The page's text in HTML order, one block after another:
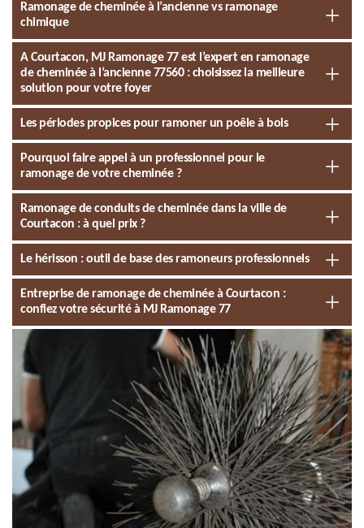
Ramonage de cheminée à l’ancienne vs ramonage
chimique
A Courtacon, MJ Ramonage 77 est l’expert en ramonage
de cheminée à l’ancienne 77560 : choisissez la meilleure
solution pour votre foyer
Les périodes propices pour ramoner un poêle à bois
Pourquoi faire appel à un professionnel pour le
ramonage de votre cheminée ?
Ramonage de conduits de cheminée dans la ville de
Courtacon : à quel prix ?
Le hérisson : outil de base des ramoneurs professionnels
Entreprise de ramonage de cheminée à Courtacon :
confiez votre sécurité à MJ Ramonage 77